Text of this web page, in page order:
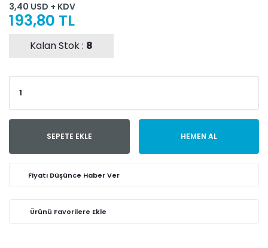
3,40 USD + KDV
193,80 TL
Kalan Stok : 8
SEPETE EKLE HEMEN AL
Fiyatı Düşünce Haber Ver